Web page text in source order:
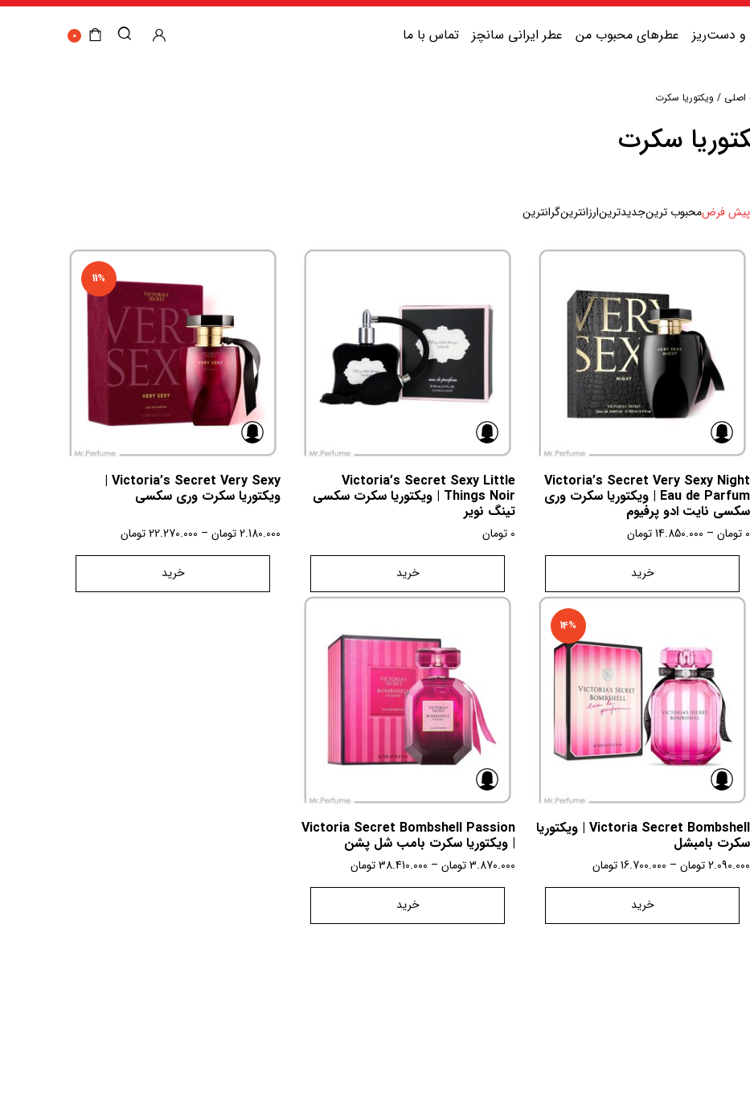
عطر یونیسکس شیرین
عطر یونیسکس گرم
و دست‌ریز عطرهای محبوب من عطر ایرانی سانچز تماس با ما 0
/ ویکتوریا سکرت
سکرت
پیش فرضمحبوب ترینجدیدترینارزانترینگرانترین
Victoria’s Secret Very Sexy Night
Eau de Parfum | ویکتوریا سکرت وری
سکسی نایت ادو پرفیوم
0 تومان –
14.850.000تومان
خرید
Victoria’s Secret Sexy Little
Things Noir | ویکتوریا سکرت سکسی
تینگ نویر
0 تومان
خرید
11%
Victoria’s Secret Very Sexy |
ویکتوریا سکرت وری سکسی
2.180.000تومان–
22.270.000تومان
خرید
14%
Victoria Secret Bombshell | ویکتوریا
سکرت بامبشل
2.090.000تومان –
16.700.000تومان
خرید
Victoria Secret Bombshell Passion
| ویکتوریا سکرت بامب شل پشن
3.870.000تومان–
38.410.000تومان
خرید